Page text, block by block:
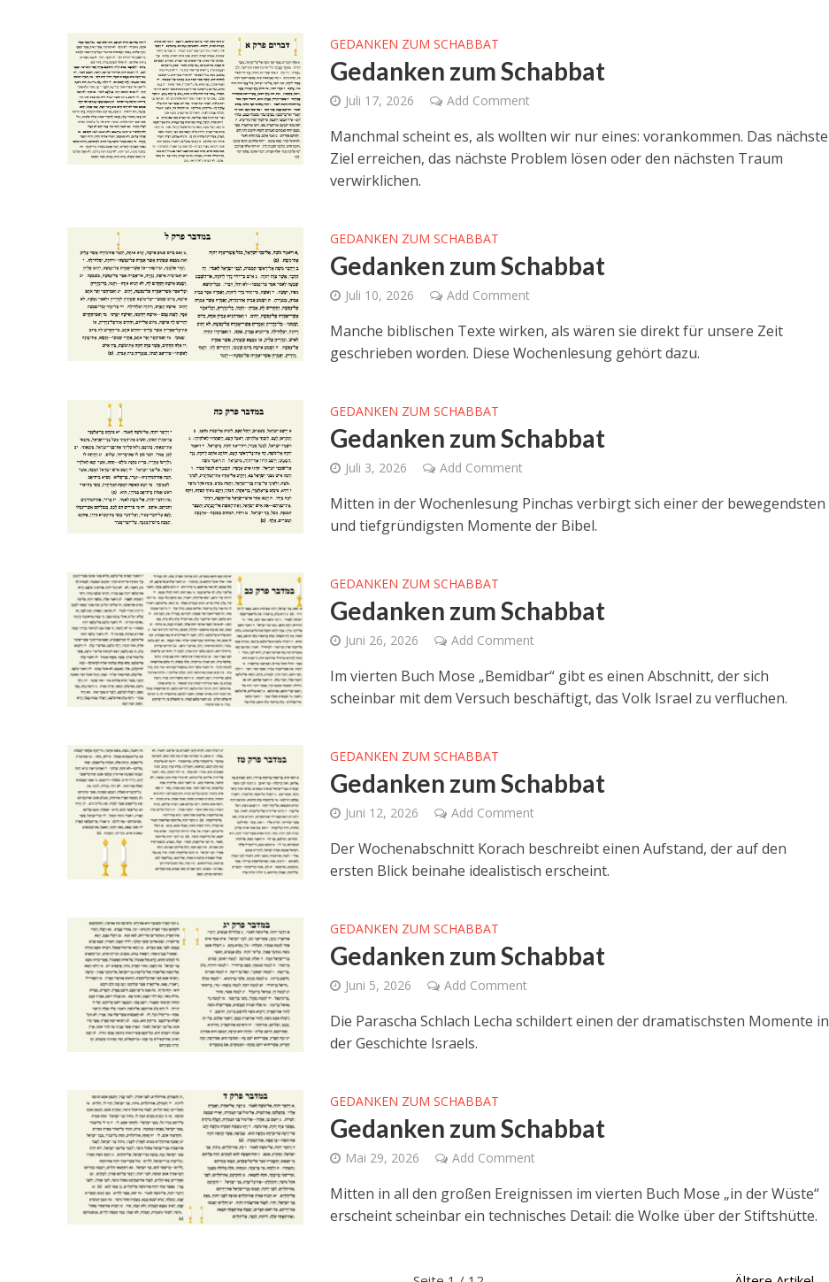
GEDANKEN ZUM SCHABBAT
Gedanken zum Schabbat
Juli 17, 2026 Add Comment
Manchmal scheint es, als wollten wir nur eines: vorankommen. Das nächste
Ziel erreichen, das nächste Problem lösen oder den nächsten Traum
verwirklichen.
GEDANKEN ZUM SCHABBAT
Gedanken zum Schabbat
Juli 10, 2026 Add Comment
Manche biblischen Texte wirken, als wären sie direkt für unsere Zeit
geschrieben worden. Diese Wochenlesung gehört dazu.
GEDANKEN ZUM SCHABBAT
Gedanken zum Schabbat
Juli 3, 2026 Add Comment
Mitten in der Wochenlesung Pinchas verbirgt sich einer der bewegendsten
und tiefgründigsten Momente der Bibel.
GEDANKEN ZUM SCHABBAT
Gedanken zum Schabbat
Juni 26, 2026 Add Comment
Im vierten Buch Mose „Bemidbar“ gibt es einen Abschnitt, der sich
scheinbar mit dem Versuch beschäftigt, das Volk Israel zu verfluchen.
GEDANKEN ZUM SCHABBAT
Gedanken zum Schabbat
Juni 12, 2026 Add Comment
Der Wochenabschnitt Korach beschreibt einen Aufstand, der auf den
ersten Blick beinahe idealistisch erscheint.
GEDANKEN ZUM SCHABBAT
Gedanken zum Schabbat
Juni 5, 2026 Add Comment
Die Parascha Schlach Lecha schildert einen der dramatischsten Momente in
der Geschichte Israels.
GEDANKEN ZUM SCHABBAT
Gedanken zum Schabbat
Mai 29, 2026 Add Comment
Mitten in all den großen Ereignissen im vierten Buch Mose „in der Wüste“
erscheint scheinbar ein technisches Detail: die Wolke über der Stiftshütte.